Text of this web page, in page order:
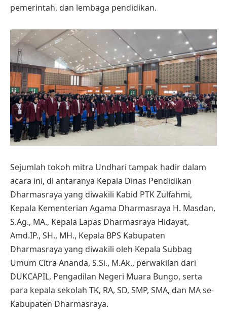
pemerintah, dan lembaga pendidikan.
Sejumlah tokoh mitra Undhari tampak hadir dalam
acara ini, di antaranya Kepala Dinas Pendidikan
Dharmasraya yang diwakili Kabid PTK Zulfahmi,
Kepala Kementerian Agama Dharmasraya H. Masdan,
S.Ag., MA., Kepala Lapas Dharmasraya Hidayat,
Amd.IP., SH., MH., Kepala BPS Kabupaten
Dharmasraya yang diwakili oleh Kepala Subbag
Umum Citra Ananda, S.Si., M.Ak., perwakilan dari
DUKCAPIL, Pengadilan Negeri Muara Bungo, serta
para kepala sekolah TK, RA, SD, SMP, SMA, dan MA se-
Kabupaten Dharmasraya.